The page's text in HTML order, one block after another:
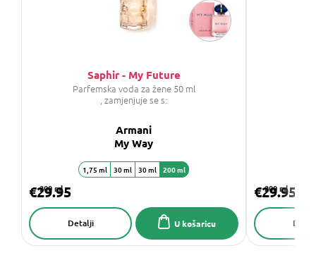
Saphir - My Future
Parfemska voda za žene 50 ml
, zamjenjuje se s:
Armani
My Way
200 ml
€29.95
U košaricu
Detalji
1,75 ml 30 ml 30 ml 200 ml
200 ml
€29.95